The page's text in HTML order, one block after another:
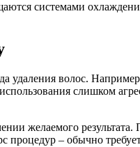
системами
волос.
слишком
желаемого
– обычно